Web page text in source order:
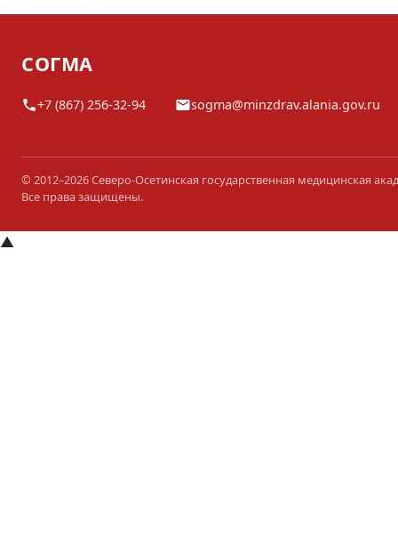
СОГМА
+7 (867) 256-32-94 sogma@minzdrav.alania.gov.ru
© 2012–2026 Северо-Осетинская государственная медицинская
Все права защищены.
▲